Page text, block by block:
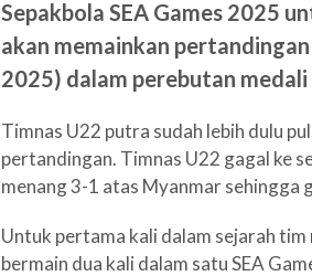
Sepakbola SEA Games 2025
akan memainkan
2025) dalam perebutan
Timnas U22 putra sudah lebih dulu
pertandingan. Timnas U22 gagal ke
menang 3-1 atas Myanmar sehingga
Untuk pertama kali dalam sejarah
bermain dua kali dalam satu SEA